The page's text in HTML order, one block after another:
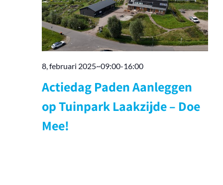
8, februari 2025~09:00-16:00
Actiedag Paden Aanleggen
op Tuinpark Laakzijde – Doe
Mee!